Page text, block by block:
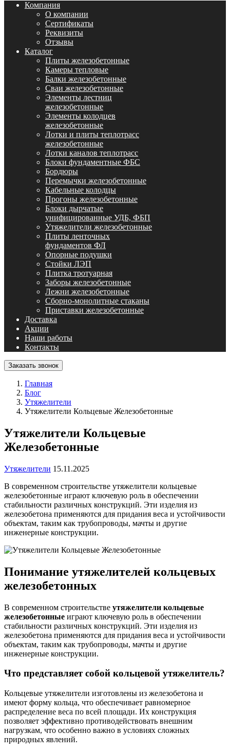
Компания
О компании
Сертификаты
Реквизиты
Отзывы
Каталог
Плиты железобетонные
Камеры тепловые
Балки железобетонные
Сваи железобетонные
Элементы лестниц
железобетонные
Элементы колодцев
железобетонные
Лотки и плиты теплотрасс
железобетонные
Лотки каналов теплотрасс
Блоки фундаментные ФБС
Бордюры
Перемычки железобетонные
Кабельные колодцы
Прогоны железобетонные
Блоки дырчатые
унифицированные УДБ, ФБП
Утяжелители железобетонные
Плиты ленточных
фундаментов ФЛ
Опорные подушки
Стойки ЛЭП
Плитка тротуарная
Заборы железобетонные
Лежни железобетонные
Сборно-монолитные стаканы
Приставки железобетонные
Доставка
Акции
Наши работы
Контакты
Заказать звонок
Главная
Блог
Утяжелители
Утяжелители Кольцевые Железобетонные
Утяжелители Кольцевые
Железобетонные
Утяжелители 15.11.2025
В современном строительстве утяжелители кольцевые
железобетонные играют ключевую роль в обеспечении
стабильности различных конструкций. Эти изделия из
железобетона применяются для придания веса и устойчивости
объектам, таким как трубопроводы, мачты и другие
инженерные конструкции.
Понимание утяжелителей кольцевых
железобетонных
В современном строительстве утяжелители кольцевые
железобетонные играют ключевую роль в обеспечении
стабильности различных конструкций. Эти изделия из
железобетона применяются для придания веса и устойчивости
объектам, таким как трубопроводы, мачты и другие
инженерные конструкции.
Что представляет собой кольцевой утяжелитель?
Кольцевые утяжелители изготовлены из железобетона и
имеют форму кольца, что обеспечивает равномерное
распределение веса по всей площади. Их конструкция
позволяет эффективно противодействовать внешним
нагрузкам, что особенно важно в условиях сложных
природных явлений.